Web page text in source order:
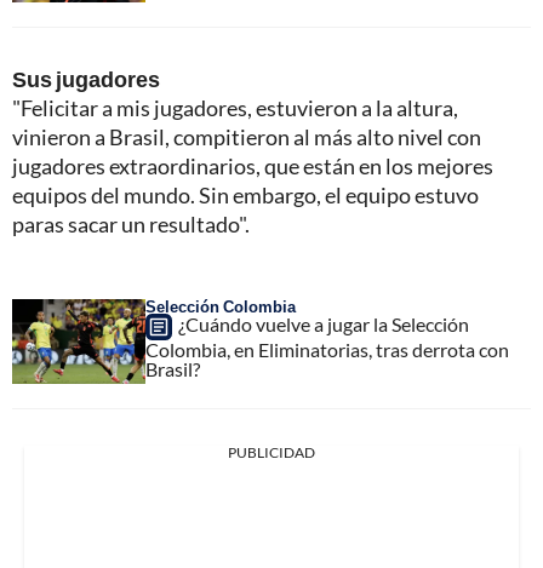
Sus jugadores
"Felicitar a mis jugadores, estuvieron a la altura,
vinieron a Brasil, compitieron al más alto nivel con
jugadores extraordinarios, que están en los mejores
equipos del mundo. Sin embargo, el equipo estuvo
paras sacar un resultado".
Selección Colombia
¿Cuándo vuelve a jugar la Selección
Colombia, en Eliminatorias, tras derrota con
Brasil?
PUBLICIDAD